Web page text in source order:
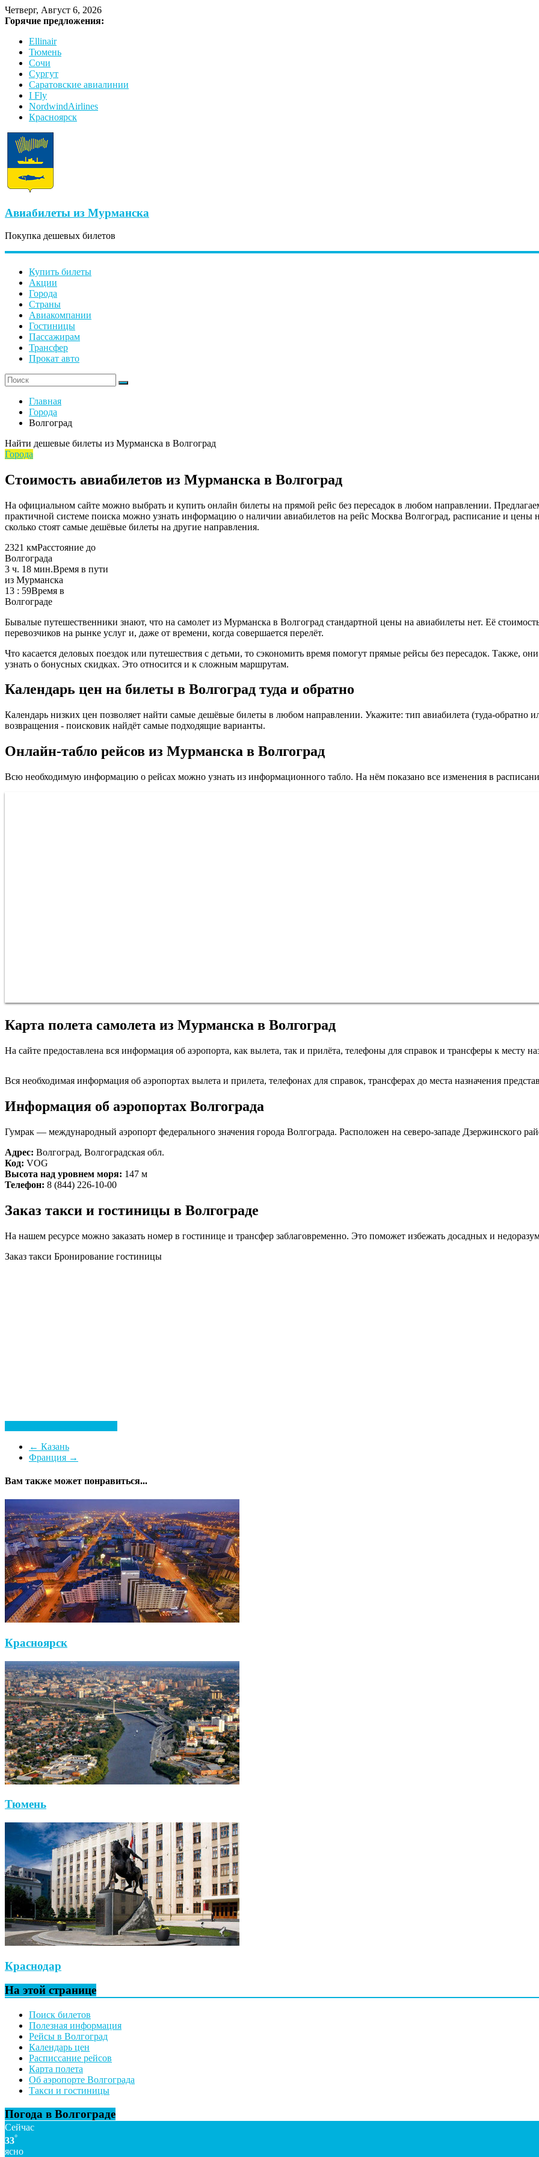
Четверг, Август 6, 2026
Горячие предложения:
Ellinair
Тюмень
Сочи
Сургут
Саратовские авиалинии
I Fly
NordwindAirlines
Красноярск
Авиабилеты из Мурманска
Покупка дешевых билетов
Купить билеты
Акции
Города
Страны
Авиакомпании
Гостиницы
Пассажирам
Трансфер
Прокат авто
Главная
Города
Волгоград
Найти дешевые билеты из Мурманска в Волгоград
Города
Стоимость авиабилетов из Мурманска в Волгоград
На официальном сайте можно выбрать и купить онлайн билеты на прямой рейс без пересадок в любом направлении.
практичной системе поиска можно узнать информацию о наличии авиабилетов на рейс Москва Волгоград, расписание и цены
сколько стоят самые дешёвые билеты на другие направления.
2321 кмРасстояние до
Волгограда
3 ч. 18 мин.Время в пути
из Мурманска
13 : 59Время в
Волгограде
Бывалые путешественники знают, что на самолет из Мурманска в Волгоград стандартной цены на авиабилеты нет. Её
перевозчиков на рынке услуг и, даже от времени, когда совершается перелёт.
Что касается деловых поездок или путешествия с детьми, то сэкономить время помогут прямые рейсы без пересадок. Также,
узнать о бонусных скидках. Это относится и к сложным маршрутам.
Календарь цен на билеты в Волгоград туда и обратно
Календарь низких цен позволяет найти самые дешёвые билеты в любом направлении. Укажите: тип авиабилета (туда-обратно
возвращения - поисковик найдёт самые подходящие варианты.
Онлайн-табло рейсов из Мурманска в Волгоград
Всю необходимую информацию о рейсах можно узнать из информационного табло. На нём показано все изменения в
Карта полета самолета из Мурманска в Волгоград
На сайте предоставлена вся информация об аэропорта, как вылета, так и прилёта, телефоны для справок и трансферы к месту
Мурманск
Вся необходимая информация об аэропортах вылета и прилета, телефонах для справок, трансферах до места назначения
Информация об аэропортах Волгограда
Гумрак — международный аэропорт федерального значения города Волгограда. Расположен на северо-западе Дзержинского
Адрес: Волгоград, Волгоградская обл.
Код: VOG
Высота над уровнем моря: 147 м
Телефон: 8 (844) 226-10-00
Заказ такси и гостиницы в Волгограде
На нашем ресурсе можно заказать номер в гостинице и трансфер заблаговременно. Это поможет избежать досадных и
Заказ такси Бронирование гостиницы
← Казань
Франция →
Вам также может понравиться...
Красноярск
Тюмень
Краснодар
На этой странице
Поиск билетов
Полезная информация
Рейсы в Волгоград
Календарь цен
Расписсание рейсов
Карта полета
Об аэропорте Волгограда
Такси и гостиницы
Погода в Волгограде
Сейчас
33°
ясно